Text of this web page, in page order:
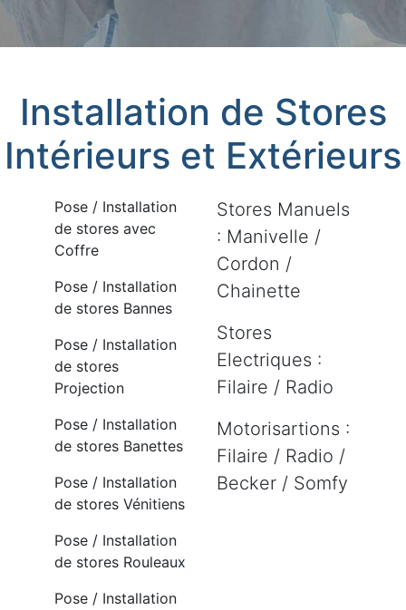
Installation de Stores
Intérieurs et Extérieurs
Pose / Installation
de stores avec
Coffre
Pose / Installation
de stores Bannes
Pose / Installation
de stores
Projection
Pose / Installation
de stores Banettes
Pose / Installation
de stores Vénitiens
Pose / Installation
de stores Rouleaux
Pose / Installation
Stores Manuels
: Manivelle /
Cordon /
Chainette
Stores
Electriques :
Filaire / Radio
Motorisartions :
Filaire / Radio /
Becker / Somfy